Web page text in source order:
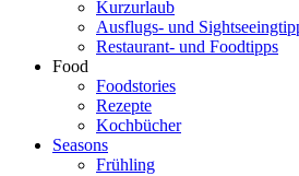
Kurzurlaub
Ausflugs- und
Restaurant- und Foodtipps
Food
Foodstories
Rezepte
Kochbücher
Seasons
Frühling